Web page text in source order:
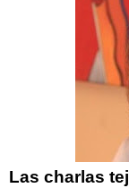
Las charlas